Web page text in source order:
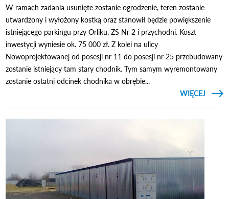
W ramach zadania usunięte zostanie ogrodzenie, teren zostanie
utwardzony i wyłożony kostką oraz stanowił będzie powiększenie
istniejącego parkingu przy Orliku, ZS Nr 2 i przychodni. Koszt
inwestycji wyniesie ok. 75 000 zł. Z kolei na ulicy
Nowoprojektowanej od posesji nr 11 do posesji nr 25 przebudowany
zostanie istniejący tam stary chodnik. Tym samym wyremontowany
zostanie ostatni odcinek chodnika w obrębie...
CZYTAJ
WIĘCEJ